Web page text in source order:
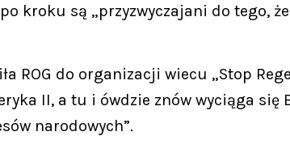
kroku są „przyzwyczajani do tego,
ROG do organizacji wiecu „Stop
II, a tu i ówdzie znów wyciąga
narodowych”.